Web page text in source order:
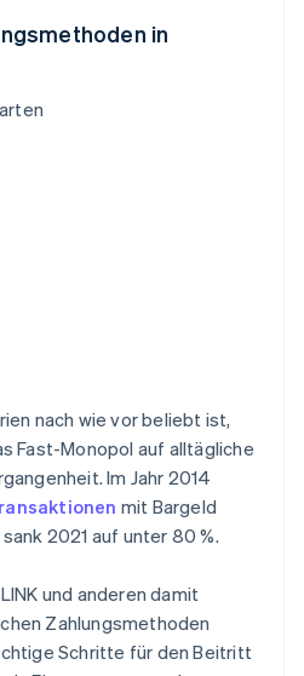
in
nach wie vor beliebt ist,
Fast-Monopol auf alltägliche
Im Jahr 2014
mit Bargeld
2021 auf unter 80 %.
und anderen damit
Zahlungsmethoden
Schritte für den Beitritt